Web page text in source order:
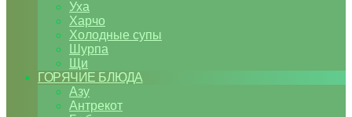
Уха
Харчо
Холодные супы
Шурпа
Щи
ГОРЯЧИЕ БЛЮДА
Азу
Антрекот